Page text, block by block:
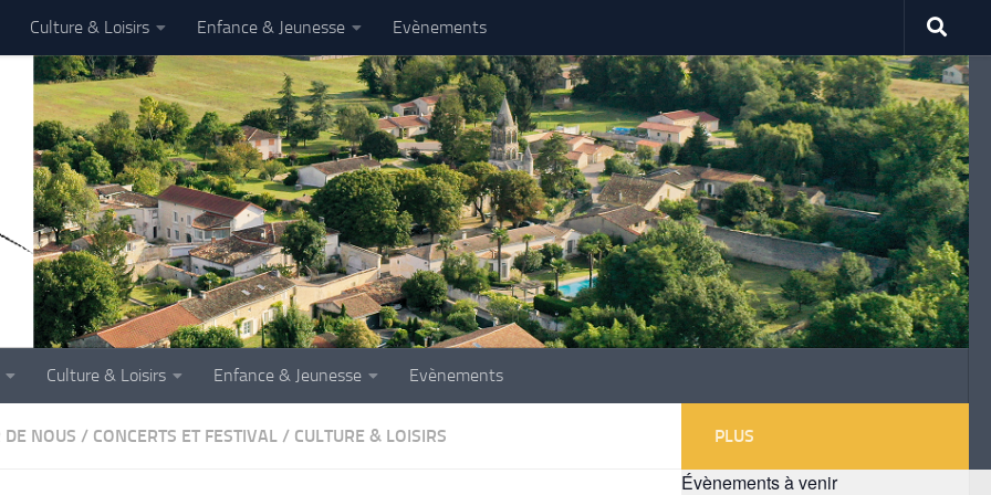
Culture & Loisirs Enfance & Jeunesse Evènements
Culture & Loisirs Enfance & Jeunesse Evènements
DE NOUS / CONCERTS ET FESTIVAL / CULTURE & LOISIRS PLUS
Évènements à venir